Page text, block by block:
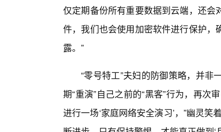
仅定期备份所有重要数据到云端，还
件，我们也会使用加密软件进行保护
露。”
“零号特工”夫妇的防御策略，并
期“重演”自己之前的“黑客”行为，再次
进行一场‘家庭网络安全演习’，”幽灵